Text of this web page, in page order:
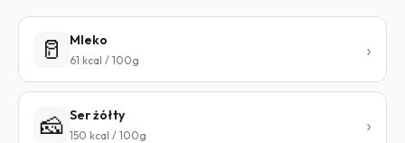
🥛 Mleko
61 kcal / 100g
🧀 Ser żółty
150 kcal / 100g